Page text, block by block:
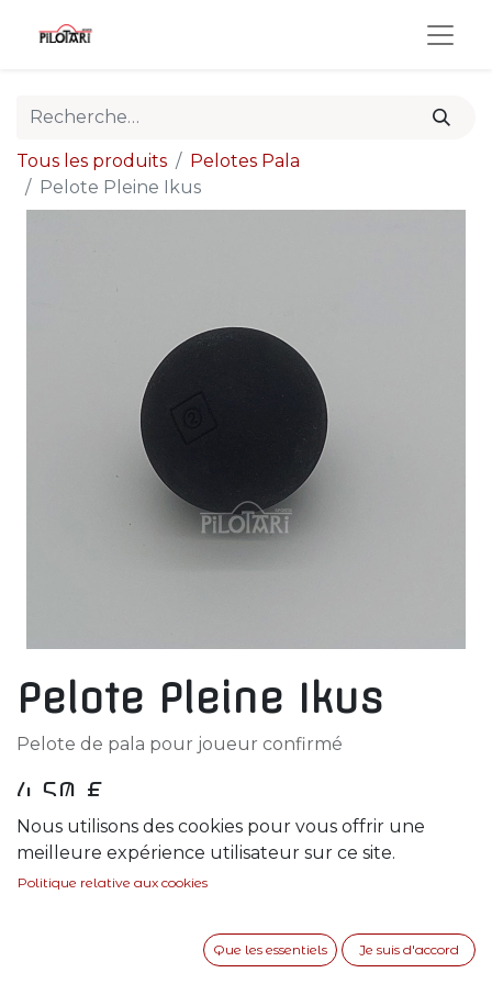
Tous les produits
Pelotes Pala
Pelote Pleine Ikus
Pelote Pleine Ikus
Pelote de pala pour joueur confirmé
4,50 €
En rupture de stock
Soyez averti lorsque le produit est de nouveau
Enregistrer pour plus tard
Nous utilisons des cookies pour vous offrir une
meilleure expérience utilisateur sur ce site.
Politique relative aux cookies
Que les essentiels Je suis d'accord